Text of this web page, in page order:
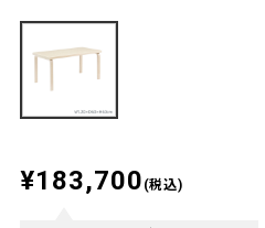
¥183,700 (税込)